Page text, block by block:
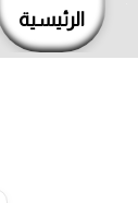
الرئيسية